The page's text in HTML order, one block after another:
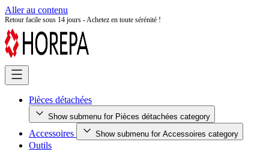
Aller au contenu
Retour facile sous 14 jours - Achetez en toute sérénité !
Pièces détachées
Show submenu for Pièces détachées category
Accessoires Show submenu for Accessoires category
Outils